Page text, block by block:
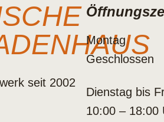
seit 2002
Montag
Geschlossen
Dienstag bis
10:00 – 18:00